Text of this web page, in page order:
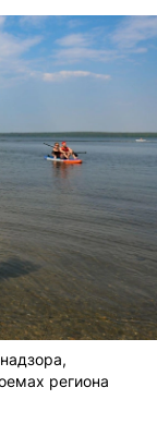
региона